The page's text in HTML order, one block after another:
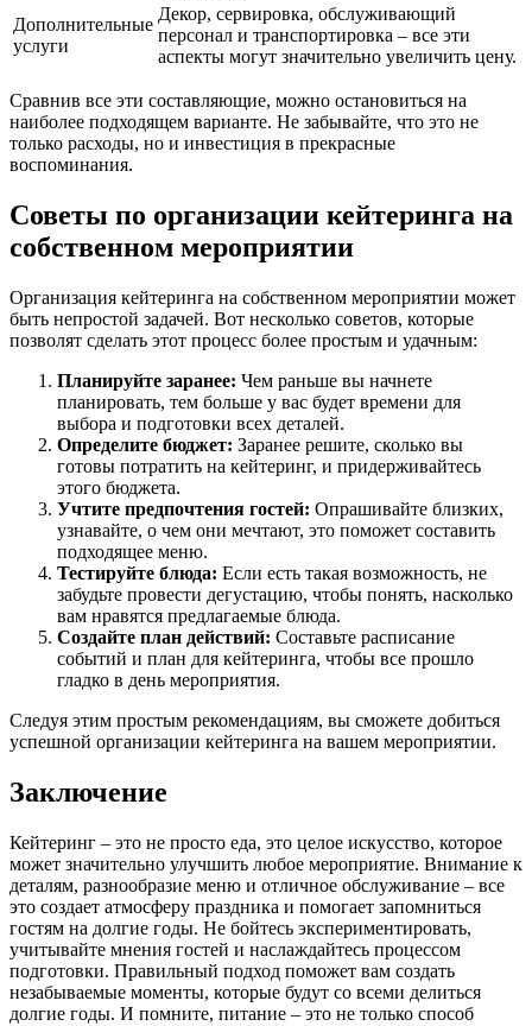
Дополнительные
услуги
Декор, сервировка, обслуживающий
персонал и транспортировка – все эти
аспекты могут значительно увеличить цену.
Сравнив все эти составляющие, можно остановиться на
наиболее подходящем варианте. Не забывайте, что это не
только расходы, но и инвестиция в прекрасные
воспоминания.
Советы по организации кейтеринга на
собственном мероприятии
Организация кейтеринга на собственном мероприятии может
быть непростой задачей. Вот несколько советов, которые
позволят сделать этот процесс более простым и удачным:
Планируйте заранее: Чем раньше вы начнете
планировать, тем больше у вас будет времени для
выбора и подготовки всех деталей.
Определите бюджет: Заранее решите, сколько вы
готовы потратить на кейтеринг, и придерживайтесь
этого бюджета.
Учтите предпочтения гостей: Опрашивайте близких,
узнавайте, о чем они мечтают, это поможет составить
подходящее меню.
Тестируйте блюда: Если есть такая возможность, не
забудьте провести дегустацию, чтобы понять, насколько
вам нравятся предлагаемые блюда.
Создайте план действий: Составьте расписание
событий и план для кейтеринга, чтобы все прошло
гладко в день мероприятия.
Следуя этим простым рекомендациям, вы сможете добиться
успешной организации кейтеринга на вашем мероприятии.
Заключение
Кейтеринг – это не просто еда, это целое искусство, которое
может значительно улучшить любое мероприятие. Внимание к
деталям, разнообразие меню и отличное обслуживание – все
это создает атмосферу праздника и помогает запомниться
гостям на долгие годы. Не бойтесь экспериментировать,
учитывайте мнения гостей и наслаждайтесь процессом
подготовки. Правильный подход поможет вам создать
незабываемые моменты, которые будут со всеми делиться
долгие годы. И помните, питание – это не только способ